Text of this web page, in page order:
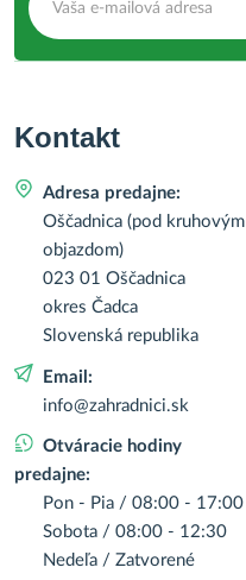
Kontakt
Adresa predajne:
Oščadnica (pod kruhovým
objazdom)
023 01 Oščadnica
okres Čadca
Slovenská republika
Email:
info@zahradnici.sk
Otváracie hodiny
predajne:
Pon - Pia / 08:00 - 17:00
Sobota / 08:00 - 12:30
Nedeľa / Zatvorené